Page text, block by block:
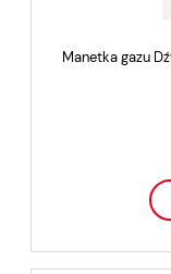
Manetka gazu